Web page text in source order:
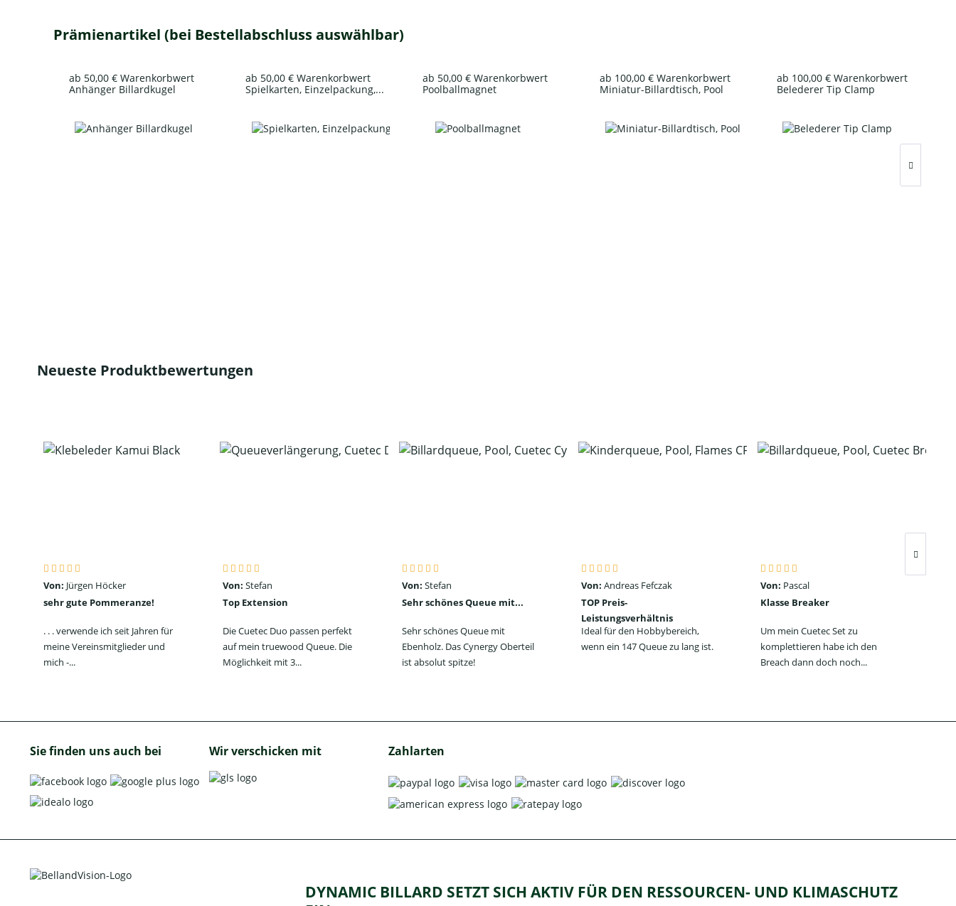
Prämienartikel (bei Bestellabschluss auswählbar)
ab 50,00 € Warenkorbwert
Anhänger Billardkugel
ab 50,00 € Warenkorbwert
Spielkarten, Einzelpackung,...
ab 50,00 € Warenkorbwert
Poolballmagnet
ab 100,00 € Warenkorbwert
Miniatur-Billardtisch, Pool
ab 100,00 € Warenkorbwert
Belederer Tip Clamp
Neueste Produktbewertungen
Von: Jürgen Höcker
sehr gute Pommeranze!
. . . verwende ich seit Jahren für
meine Vereinsmitglieder und
mich -...
Von: Stefan
Top Extension
Die Cuetec Duo passen perfekt
auf mein truewood Queue. Die
Möglichkeit mit 3...
Von: Stefan
Sehr schönes Queue mit...
Sehr schönes Queue mit
Ebenholz. Das Cynergy Oberteil
ist absolut spitze!
Von: Andreas Fefczak
TOP Preis-
Leistungsverhältnis
Ideal für den Hobbybereich,
wenn ein 147 Queue zu lang ist.
Von: Pascal
Klasse Breaker
Um mein Cuetec Set zu
komplettieren habe ich den
Breach dann doch noch...
Sie finden uns auch bei Wir verschicken mit Zahlarten
DYNAMIC BILLARD SETZT SICH AKTIV FÜR DEN RESSOURCEN- UND KLIMASCHUTZ